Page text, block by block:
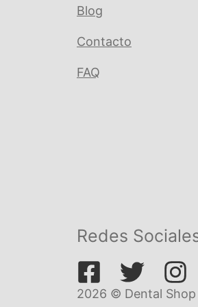
Blog
Contacto
FAQ
Redes
2026 © Dental